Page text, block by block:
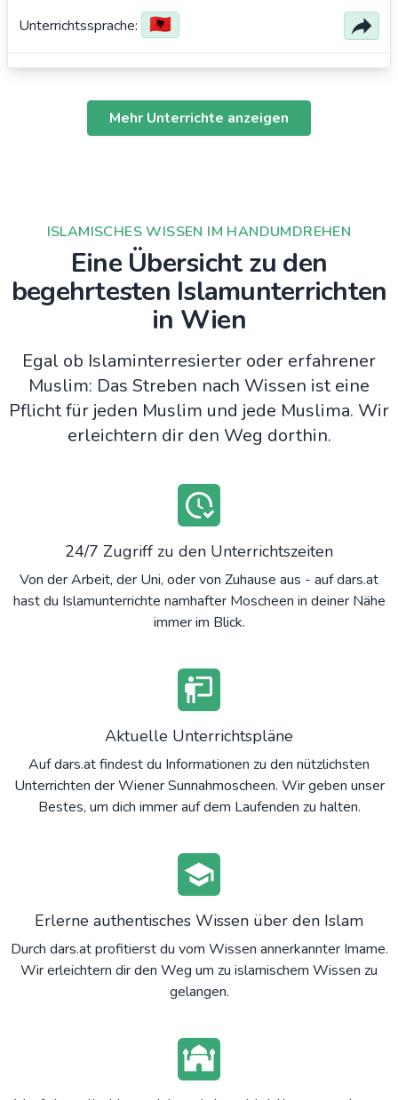
Unterrichtssprache: 🇦🇱
Mehr Unterrichte anzeigen
ISLAMISCHES WISSEN IM HANDUMDREHEN
Eine Übersicht zu den
begehrtesten Islamunterrichten
in Wien
Egal ob Islaminterresierter oder erfahrener
Muslim: Das Streben nach Wissen ist eine
Pflicht für jeden Muslim und jede Muslima. Wir
erleichtern dir den Weg dorthin.
24/7 Zugriff zu den Unterrichtszeiten
Von der Arbeit, der Uni, oder von Zuhause aus - auf dars.at
hast du Islamunterrichte namhafter Moscheen in deiner Nähe
immer im Blick.
Aktuelle Unterrichtspläne
Auf dars.at findest du Informationen zu den nützlichsten
Unterrichten der Wiener Sunnahmoscheen. Wir geben unser
Bestes, um dich immer auf dem Laufenden zu halten.
Erlerne authentisches Wissen über den Islam
Durch dars.at profitierst du vom Wissen annerkannter Imame.
Wir erleichtern dir den Weg um zu islamischem Wissen zu
gelangen.